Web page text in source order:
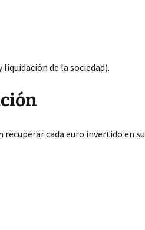
de la sociedad).
cada euro invertido en su